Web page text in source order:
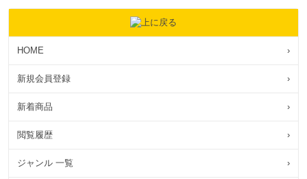
HOME ›
新規会員登録 ›
新着商品 ›
閲覧履歴 ›
ジャンル 一覧 ›